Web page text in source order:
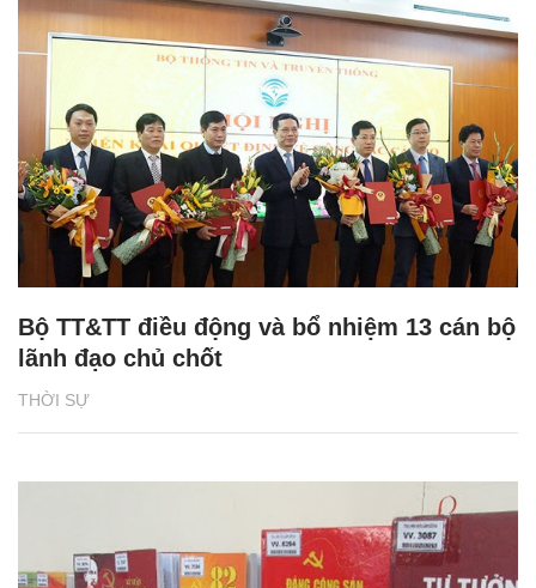
THỜI SỰ
Bộ TT&TT điều động và bổ nhiệm 13 cán bộ
lãnh đạo chủ chốt